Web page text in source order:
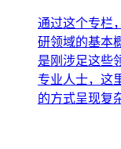
通过这个专栏
研领域的基本
是刚涉足这些
专业人士，这
的方式呈现复